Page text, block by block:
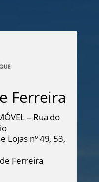
Ferreira
– Rua do
Lojas nº 49, 53,
Ferreira